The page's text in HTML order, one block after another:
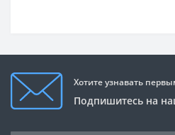
Хотите узнавать
Подпишитесь на